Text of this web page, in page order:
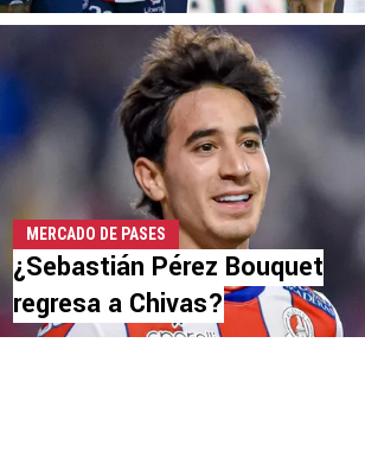
MERCADO DE PASES
¿Sebastián Pérez Bouquet
regresa a Chivas?